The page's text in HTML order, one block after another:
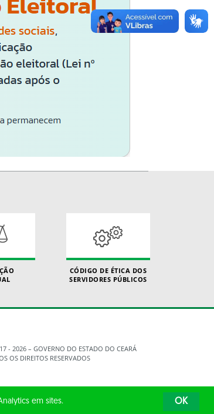
CÓDIGO DE ÉTICA DOS
SERVIDORES PÚBLICOS
- 2026 – GOVERNO DO ESTADO DO CEARÁ
OS DIREITOS RESERVADOS
em sites. OK